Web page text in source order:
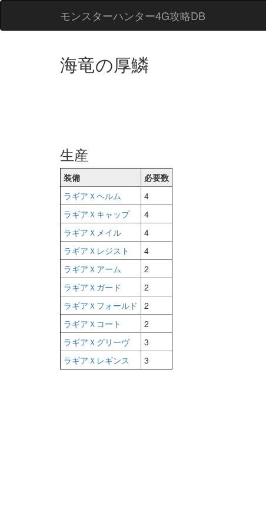
モンスターハンター4G攻略DB
海竜の厚鱗
生産
装備
必要数
ラギアＸヘルム
4
ラギアＸキャップ
4
ラギアＸメイル
4
ラギアＸレジスト
4
ラギアＸアーム
2
ラギアＸガード
2
ラギアＸフォールド
2
ラギアＸコート
2
ラギアＸグリーヴ
3
ラギアＸレギンス
3